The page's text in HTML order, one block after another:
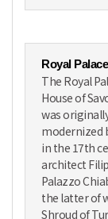
Royal
The Royal
House of
was
modernized
in the 17th
architect
Palazzo
the latter of
Shroud of